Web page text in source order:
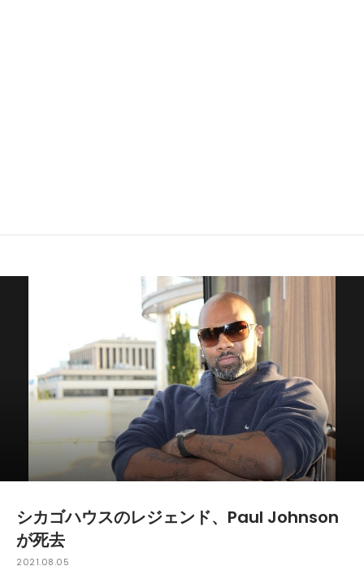
シカゴハウスのレジェンド、Paul Johnson
が死去
2021.08.05